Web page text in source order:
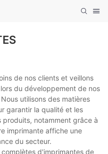
de nos clients et veillons
du développement de nos
utilisons des matières
garantir la qualité et les
produits, notamment grâce à
imprimante affiche une
du secteur.
d'imprimantes de